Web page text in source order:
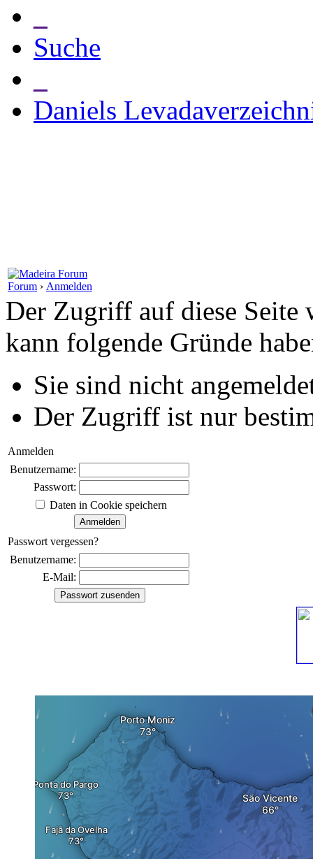
Suche
Daniels
Forum › Anmelden
Der Zugriff auf diese Seite
kann folgende Gründe
Sie sind nicht
Der Zugriff ist nur
Anmelden
Benutzername:
Passwort:
Daten in Cookie speichern
Passwort vergessen?
Benutzername:
E-Mail: